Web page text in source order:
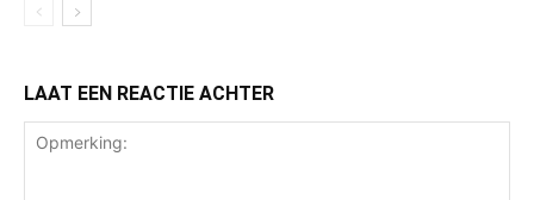
LAAT EEN REACTIE ACHTER